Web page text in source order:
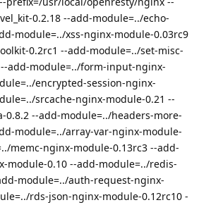
0.2.18 --add-module=../echo-
module=../xss-nginx-module-0.03rc9
0.2rc1 --add-module=../set-misc-
add-module=../form-input-nginx-
encrypted-session-nginx-
srcache-nginx-module-0.21 --
0.8.2 --add-module=../headers-more-
module=../array-var-nginx-module-
memc-nginx-module-0.13rc3 --add-
module-0.10 --add-module=../redis-
module=../auth-request-nginx-
rds-json-nginx-module-0.12rc10 -